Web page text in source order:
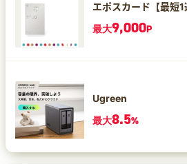
エポスカード【最短1
最大9,000P
Ugreen
最大8.5%